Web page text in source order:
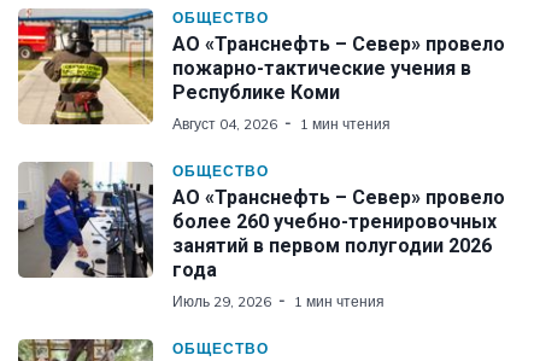
ОБЩЕСТВО
АО «Транснефть – Север» провело
пожарно-тактические учения в
Республике Коми
Август 04, 2026 1 мин чтения
ОБЩЕСТВО
АО «Транснефть – Север» провело
более 260 учебно-тренировочных
занятий в первом полугодии 2026
года
Июль 29, 2026 1 мин чтения
ОБЩЕСТВО